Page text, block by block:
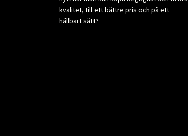
kvalitet, till ett bättre pris och på ett
hållbart sätt?